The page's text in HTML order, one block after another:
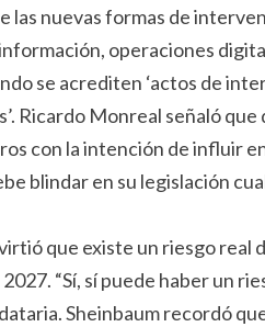
las nuevas formas de
operaciones
se acrediten ‘actos de
Ricardo Monreal señaló
con la intención de influir
blindar en su legislación
que existe un riesgo
“Sí, sí puede haber un
Sheinbaum recordó